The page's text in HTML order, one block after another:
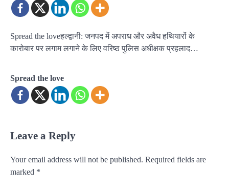
Spread the loveहल्द्वानी: जनपद में अपराध और अवैध हथियारों के
कारोबार पर लगाम लगाने के लिए वरिष्ठ पुलिस अधीक्षक प्रहलाद…
Spread the love
Leave a Reply
Your email address will not be published. Required fields are
marked *